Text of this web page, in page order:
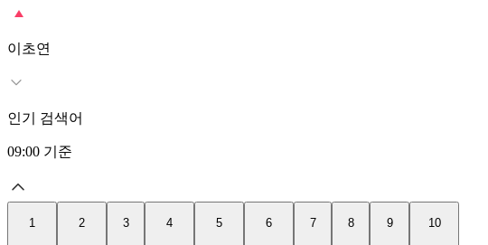
이초연
인기 검색어
09:00 기준
1 2 3 4 5 6 7 8 9 10